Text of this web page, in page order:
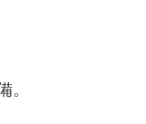
。